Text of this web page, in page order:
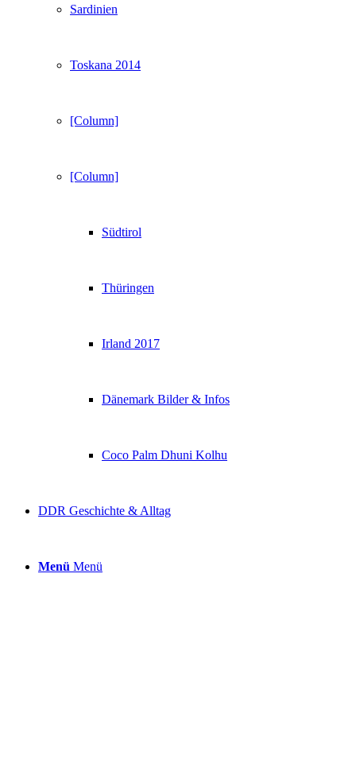
Sardinien
Toskana 2014
[Column]
[Column]
Südtirol
Thüringen
Irland 2017
Dänemark Bilder & Infos
Coco Palm Dhuni Kolhu
DDR Geschichte & Alltag
Menü Menü